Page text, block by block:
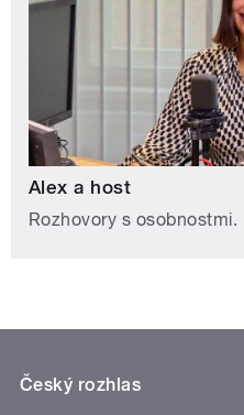
Alex a host
Rozhovory s osobnostmi.
Český rozhlas